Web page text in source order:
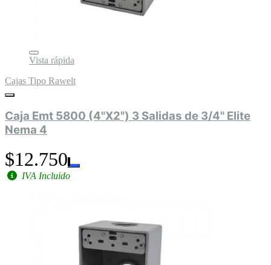
Vista rápida
Cajas Tipo Rawelt
Caja Emt 5800 (4"X2") 3 Salidas de 3/4" Elite
Nema 4
$12.750
IVA Incluido